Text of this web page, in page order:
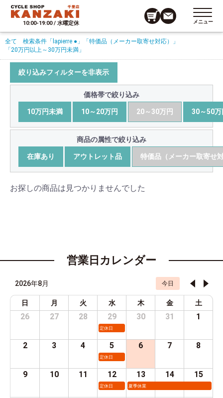
10:00-19:00 / 水曜定休 メニュー
全て 検索条件 「lapierre ●」
「特価品（メーカー取寄せ対応）」
「20万円以上～30万円未満」
絞り込みフィルターを非表示
価格帯で絞り込み
10万円未満 10～20万円 20～30万円 30～50万
商品の属性で絞り込み
在庫あり アウトレット品 特価品（メーカー取寄せ
お探しの商品は見つかりませんでした
営業日カレンダー
2026年8月 今日
日 月 火 水 木 金 土
26 27 28 29
定休日
30 31 1
2 3 4 5
定休日
6 7 8
9 10 11 12
定休日
13
夏季休業
14 15